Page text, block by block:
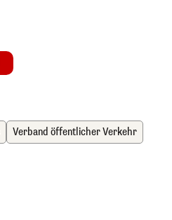
Verband öffentlicher Verkehr